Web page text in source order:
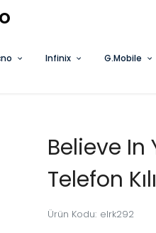
Infinix G.Mobile
Believe In
Telefon
Ürün Kodu: elrk292